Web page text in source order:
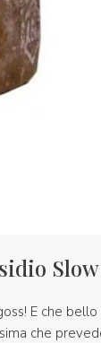
E che
che